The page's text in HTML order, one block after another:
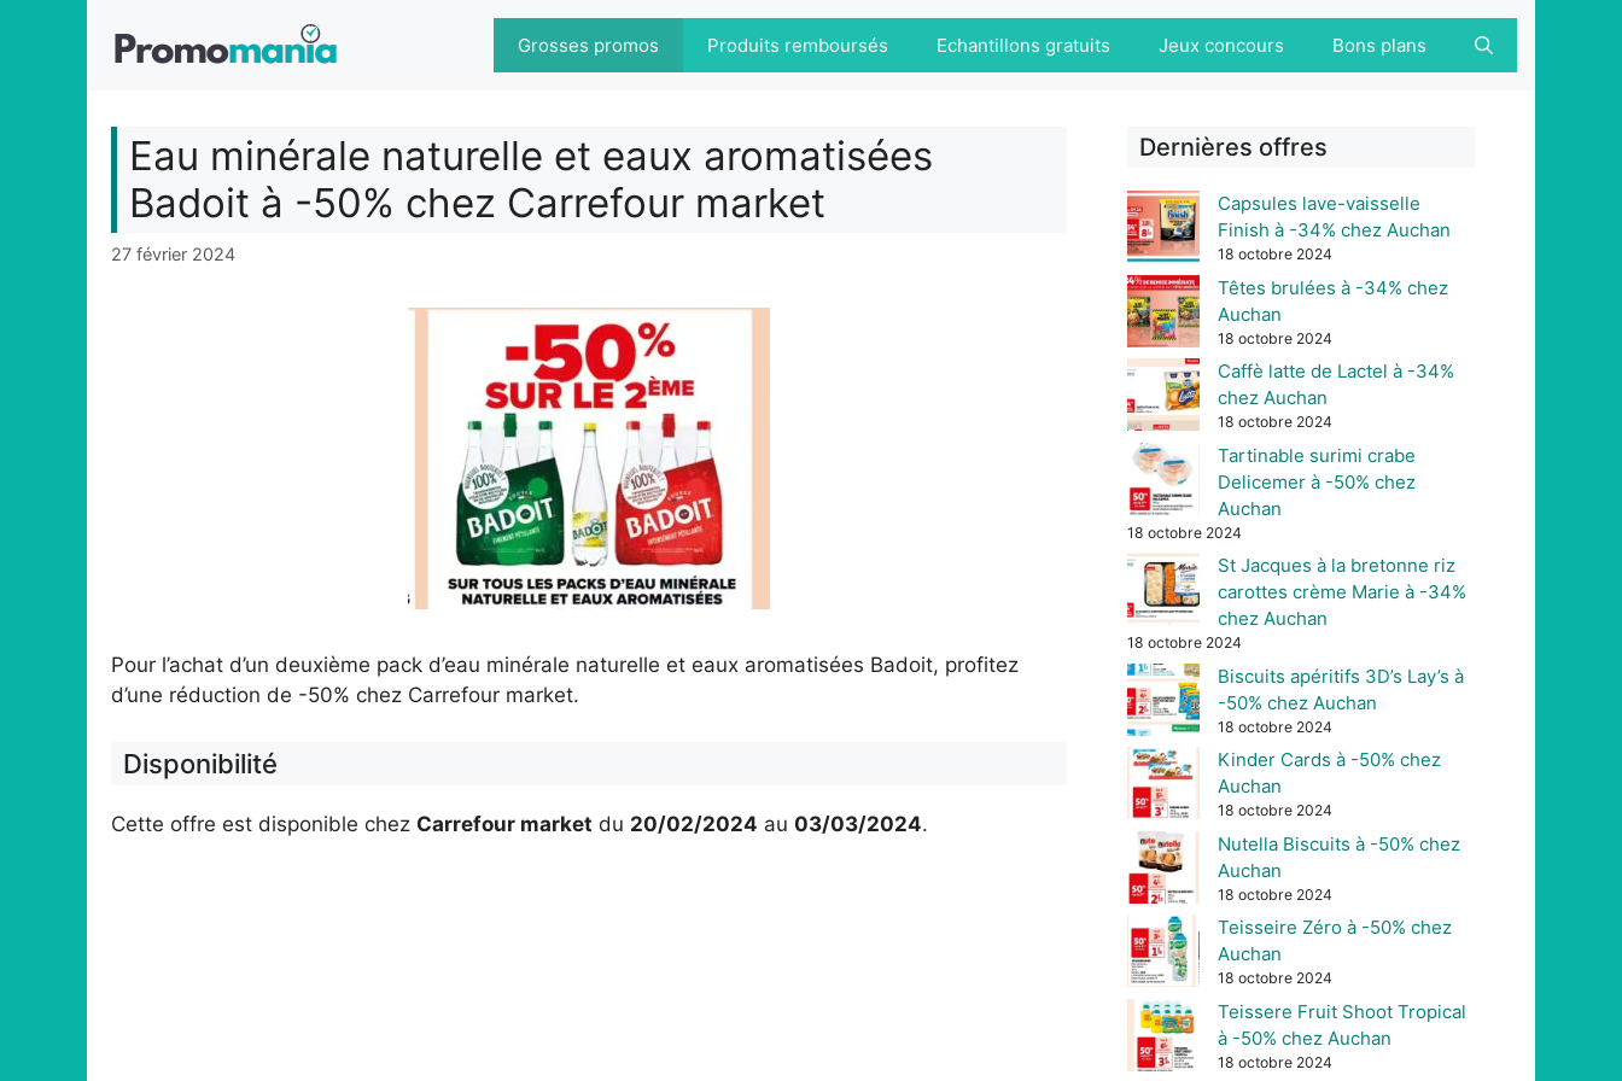
Grosses promos Produits remboursés Echantillons gratuits Jeux concours Bons plans
Eau minérale naturelle et eaux aromatisées
Badoit à -50% chez Carrefour market
27 février 2024
Pour l’achat d’un deuxième pack d’eau minérale naturelle et eaux aromatisées Badoit, profitez
d’une réduction de -50% chez Carrefour market.
Disponibilité
Cette offre est disponible chez Carrefour market du 20/02/2024 au 03/03/2024.
Dernières offres
Capsules lave-vaisselle
Finish à -34% chez Auchan
18 octobre 2024
Têtes brulées à -34% chez
Auchan
18 octobre 2024
Caffè latte de Lactel à -34%
chez Auchan
18 octobre 2024
Tartinable surimi crabe
Delicemer à -50% chez
Auchan
18 octobre 2024
St Jacques à la bretonne riz
carottes crème Marie à -34%
chez Auchan
18 octobre 2024
Biscuits apéritifs 3D’s Lay’s à
-50% chez Auchan
18 octobre 2024
Kinder Cards à -50% chez
Auchan
18 octobre 2024
Nutella Biscuits à -50% chez
Auchan
18 octobre 2024
Teisseire Zéro à -50% chez
Auchan
18 octobre 2024
Teissere Fruit Shoot Tropical
à -50% chez Auchan
18 octobre 2024